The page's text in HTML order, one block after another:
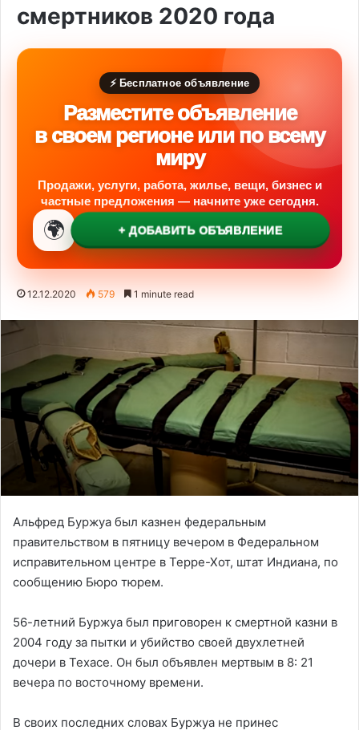
смертников 2020 года
⚡ Бесплатное объявление
Разместите объявление
в своем регионе или по всему
миру
Продажи, услуги, работа, жилье, вещи, бизнес и
частные предложения — начните уже сегодня.
🌍 + ДОБАВИТЬ ОБЪЯВЛЕНИЕ
12.12.2020 579 1 minute read
Альфред Буржуа был казнен федеральным
правительством в пятницу вечером в Федеральном
исправительном центре в Терре-Хот, штат Индиана, по
сообщению Бюро тюрем.
56-летний Буржуа был приговорен к смертной казни в
2004 году за пытки и убийство своей двухлетней
дочери в Техасе. Он был объявлен мертвым в 8: 21
вечера по восточному времени.
В своих последних словах Буржуа не принес